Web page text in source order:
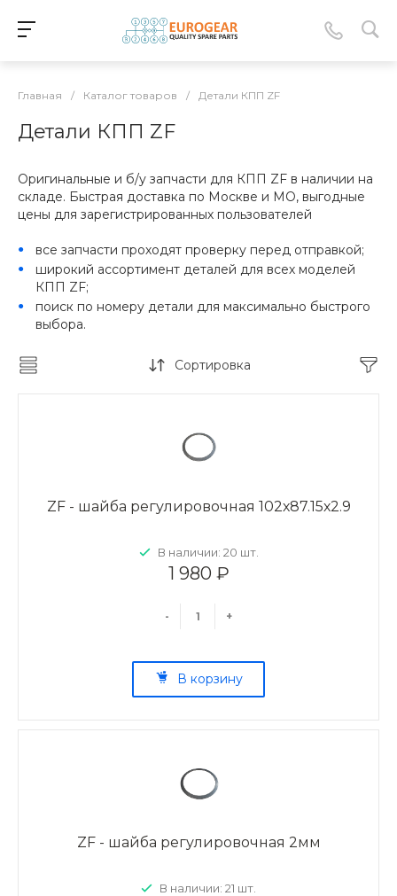
Главная / Каталог товаров / Детали КПП ZF
Детали КПП ZF
Оригинальные и б/у запчасти для КПП ZF в наличии на
складе. Быстрая доставка по Москве и МО, выгодные
цены для зарегистрированных пользователей
все запчасти проходят проверку перед отправкой;
широкий ассортимент деталей для всех моделей
КПП ZF;
поиск по номеру детали для максимально быстрого
выбора.
Сортировка
ZF - шайба регулировочная 102х87.15х2.9
В наличии: 20 шт.
1 980 ₽
- +
В корзину
ZF - шайба регулировочная 2мм
В наличии: 21 шт.